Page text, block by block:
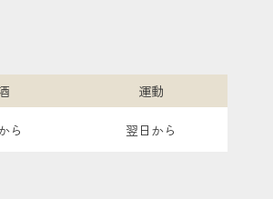
ら
運動
翌日から